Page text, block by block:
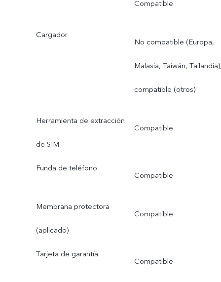
Compatible
Cargador
No compatible (Europa,
Malasia, Taiwán,
compatible (otros)
Herramienta de extracción
de SIM
Compatible
Funda de teléfono
Compatible
Membrana protectora
(aplicado)
Compatible
Tarjeta de garantía
Compatible